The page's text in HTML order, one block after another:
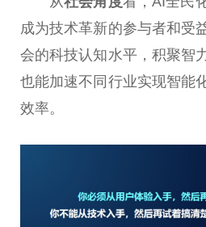
成为技术革新的参与者和受
会的科技认知水平，积聚智
也能加速不同行业实现智能
效率。